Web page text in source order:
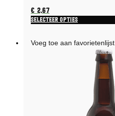
€2,67
Selecteer opties
Voeg toe aan favorietenlijst